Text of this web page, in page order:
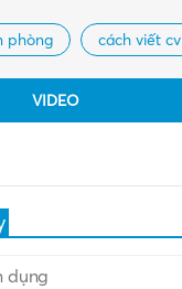
phòng cách viết cv
VIDEO